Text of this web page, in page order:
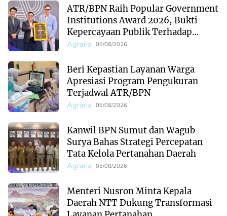
ATR/BPN Raih Popular Government
Institutions Award 2026, Bukti
Kepercayaan Publik Terhadap
Komunikasi Kementerian
Agraria 06/08/2026
Beri Kepastian Layanan Warga
Apresiasi Program Pengukuran
Terjadwal ATR/BPN
Agraria 06/08/2026
Kanwil BPN Sumut dan Wagub
Surya Bahas Strategi Percepatan
Tata Kelola Pertanahan Daerah
Agraria 05/08/2026
Menteri Nusron Minta Kepala
Daerah NTT Dukung Transformasi